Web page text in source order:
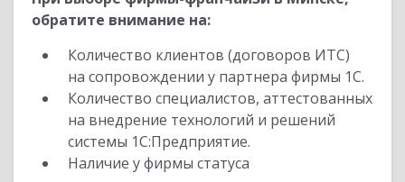
обратите внимание на:
Количество клиентов (договоров ИТС)
на сопровождении у партнера фирмы 1С.
Количество специалистов, аттестованных
на внедрение технологий и решений
системы 1С:Предприятие.
Наличие у фирмы статуса